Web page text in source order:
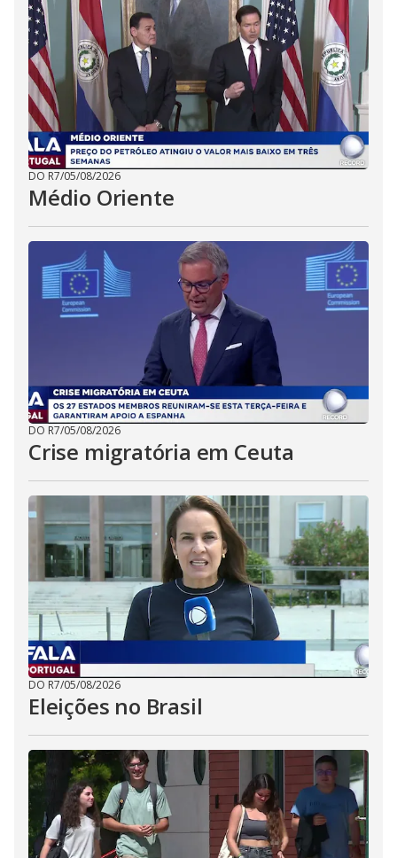
DO R7/05/08/2026
Médio Oriente
DO R7/05/08/2026
Crise migratória em Ceuta
DO R7/05/08/2026
Eleições no Brasil